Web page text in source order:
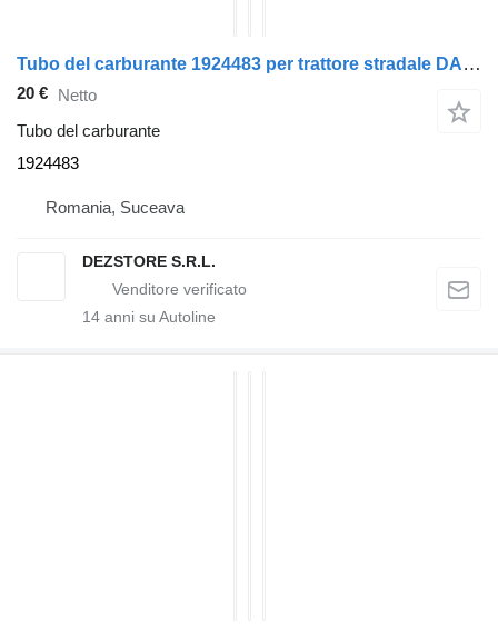
Tubo del carburante 1924483 per trattore stradale DAF XF
20 € Netto
Tubo del carburante
1924483
Romania, Suceava
DEZSTORE S.R.L.
14 anni su Autoline